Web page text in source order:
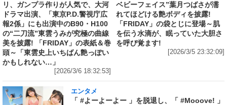
リ、ガンプラ作りが人気で、大河
ドラマ出演、「東京P.D.警視庁広
報2係」にも出演中のB90・H100
の“二刀流”東雲うみが究極の曲線
美を披露! 「FRIDAY」の表紙＆巻
頭～「東雲史上いちばん艶っぽい
かもしれない…」
[2026/3/6 18:32:53]
ベビーフェイス”葉月つばさが濡
れてほどける艶ボディを披露!
「FRIDAY」の袋とじに登場～肌
を伝う水滴が、眠っていた大胆さ
を呼び覚ます!
[2026/3/5 23:32:09]
エンタメ
「 #よーよーよー 」を脱退し、「 #Mooove! 」